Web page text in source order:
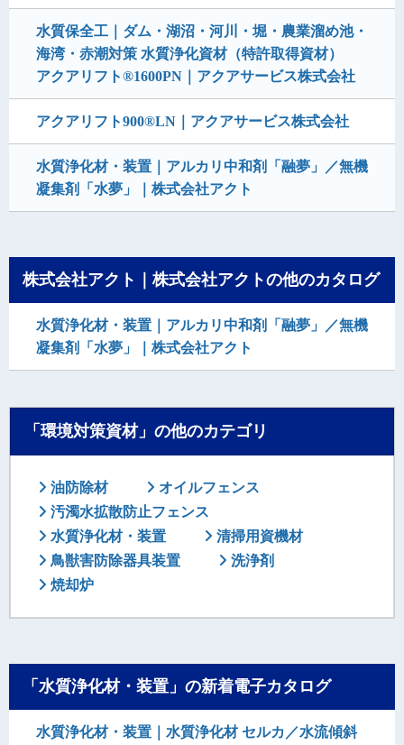
水質保全工｜ダム・湖沼・河川・堀・農業溜め池・
海湾・赤潮対策 水質浄化資材（特許取得資材）
アクアリフト®1600PN｜アクアサービス株式会社
アクアリフト900®LN｜アクアサービス株式会社
水質浄化材・装置｜アルカリ中和剤「融夢」／無機
凝集剤「水夢」｜株式会社アクト
株式会社アクト｜株式会社アクトの他のカタログ
水質浄化材・装置｜アルカリ中和剤「融夢」／無機
凝集剤「水夢」｜株式会社アクト
「環境対策資材」の他のカテゴリ
油防除材
オイルフェンス
汚濁水拡散防止フェンス
水質浄化材・装置
清掃用資機材
鳥獣害防除器具装置
洗浄剤
焼却炉
「水質浄化材・装置」の新着電子カタログ
水質浄化材・装置｜水質浄化材 セルカ／水流傾斜